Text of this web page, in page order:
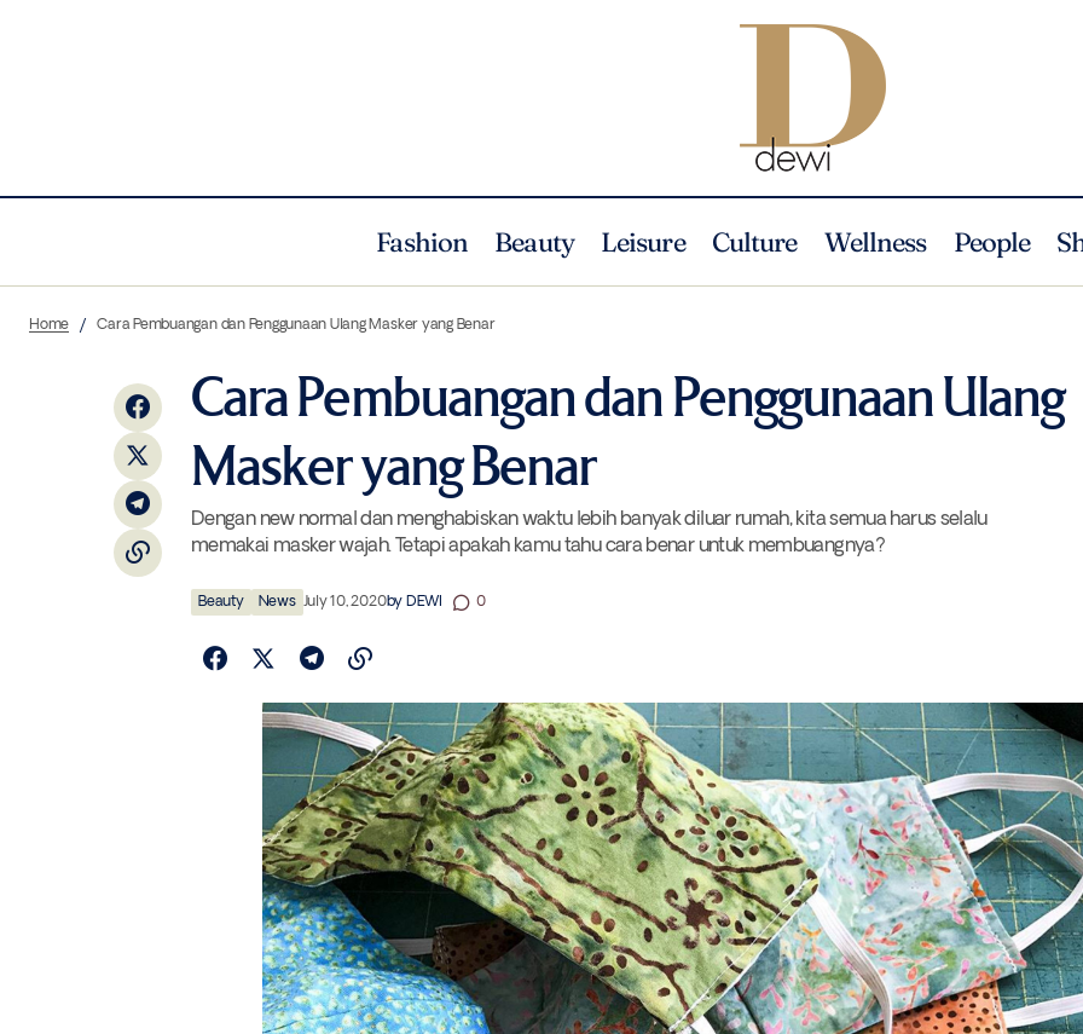
Fashion Beauty Leisure Culture Wellness People
5 Hand Sanitizer dan Hand Wash yang
Terbuat dari Bahan Alami
Home Cara Pembuangan dan Penggunaan Ulang Masker yang Benar
Cara Pembuangan dan Penggunaan Ulang
Masker yang Benar
Dengan new normal dan menghabiskan waktu lebih banyak diluar rumah, kita semua harus selalu
memakai masker wajah. Tetapi apakah kamu tahu cara benar untuk membuangnya?
Beauty News July 10, 2020by DEWI 0